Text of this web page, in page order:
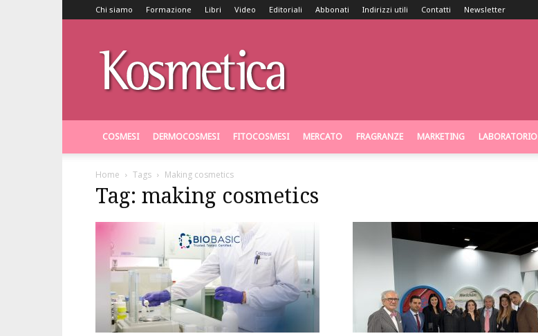
Chi siamo Formazione Libri Video Editoriali Abbonati Indirizzi utili Contatti Newsletter
COSMESI DERMOCOSMESI FITOCOSMESI MERCATO FRAGRANZE MARKETING LABORATORIO
Home Tags Making cosmetics
Tag: making cosmetics